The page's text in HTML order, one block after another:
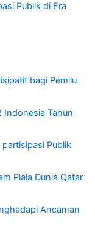
Publik di Era
bagi Pemilu
Indonesia Tahun
Publik
Piala Dunia Qatar
Ancaman